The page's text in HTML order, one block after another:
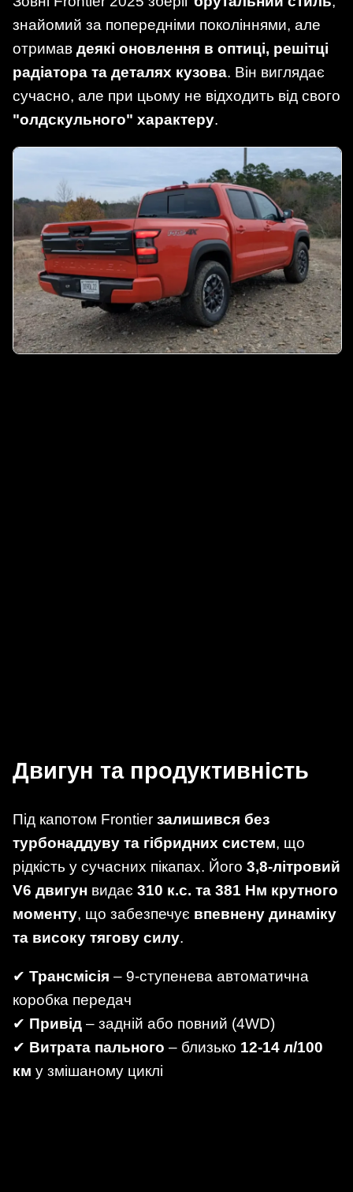
знайомий за попередніми поколіннями, але
отримав деякі оновлення в оптиці, решітці
радіатора та деталях кузова. Він виглядає
сучасно, але при цьому не відходить від свого
"олдскульного" характеру.
Двигун та продуктивність
Під капотом Frontier залишився без
турбонаддуву та гібридних систем, що
рідкість у сучасних пікапах. Його 3,8-літровий
V6 двигун видає 310 к.с. та 381 Нм крутного
моменту, що забезпечує впевнену динаміку
та високу тягову силу.
✔ Трансмісія – 9-ступенева автоматична
коробка передач
✔ Привід – задній або повний (4WD)
✔ Витрата пального – близько 12-14 л/100
км у змішаному циклі